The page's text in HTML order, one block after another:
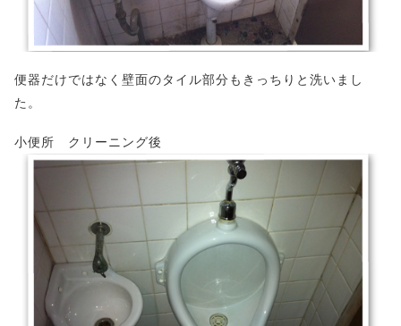
便器だけではなく壁面のタイル部分もきっちりと洗いまし
た。
小便所 クリーニング後